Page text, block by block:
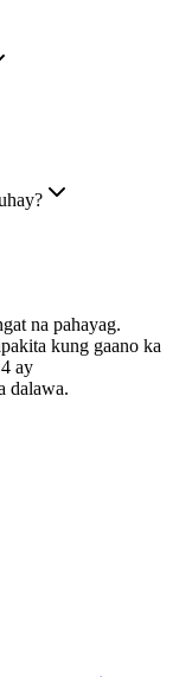
na pahayag.
kung gaano ka
ay
dalawa.